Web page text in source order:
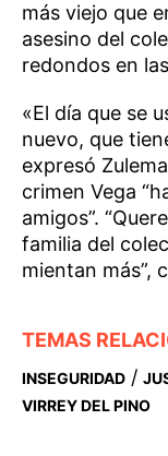
más viejo que
asesino del
redondos en
«El día que se
nuevo, que
expresó
crimen Vega
amigos”.
familia del
mientan más”,
TEMAS
INSEGURIDAD /
VIRREY DEL PINO